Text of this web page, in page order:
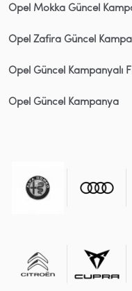
Opel Mokka Güncel
Opel Zafira Güncel
Opel Güncel Kampanyalı
Opel Güncel Kampanya